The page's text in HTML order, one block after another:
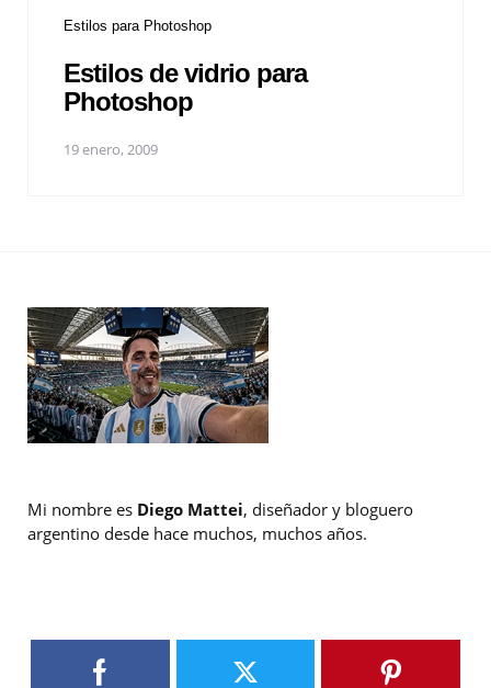
Estilos para Photoshop
Estilos de vidrio para
Photoshop
19 enero, 2009
Mi nombre es Diego Mattei, diseñador y bloguero
argentino desde hace muchos, muchos años.